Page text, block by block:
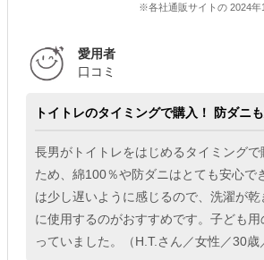
※各社通販サイトの 2024年
愛用者
口コミ
トイトレのタイミングで購入！ 防ダニ
長男がトイトレをはじめるタイミング
ため、綿100％や防ダニはとても安心で
は少し遅いように感じるので、洗濯が
に使用するのがおすすめです。子ども
っていました。（H.T.さん／女性／30歳